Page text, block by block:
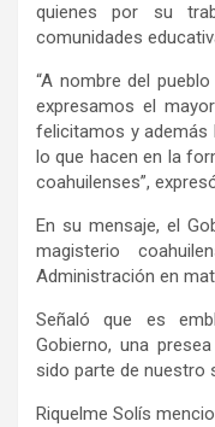
quienes por su
comunidades
“A nombre del
expresamos el
felicitamos y además
lo que hacen en la
coahuilenses”,
En su mensaje, el
magisterio
Administración en
Señaló que es
Gobierno, una
sido parte de nuestro
Riquelme Solís